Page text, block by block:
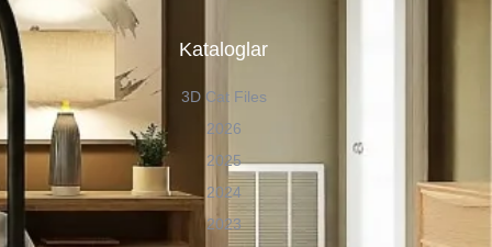
Kataloglar
3D Cat Files
2026
2025
2024
2023